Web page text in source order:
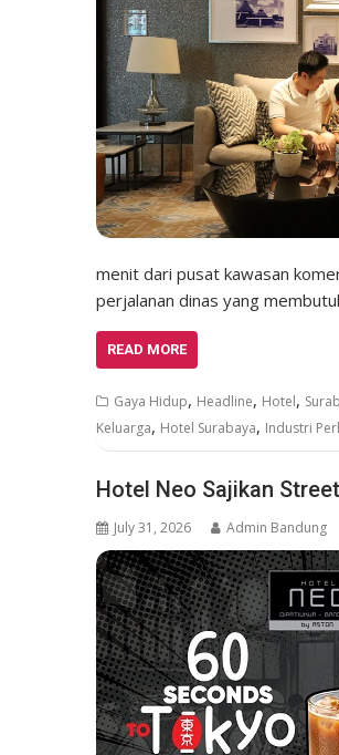
menit dari pusat kawasan
perjalanan dinas yang
READ MORE
Gaya Hidup, Headline, Hotel,
Keluarga, Hotel Surabaya, Industri
Hotel Neo Sajikan
July 31, 2026 Admin Bandung